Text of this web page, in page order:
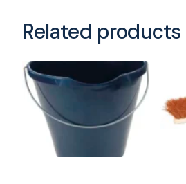
Related products